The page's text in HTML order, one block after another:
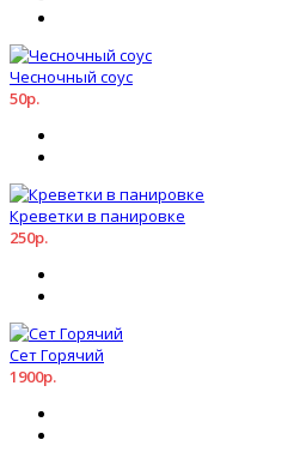
Чесночный соус
50р.
Креветки в панировке
250р.
Сет Горячий
1900р.